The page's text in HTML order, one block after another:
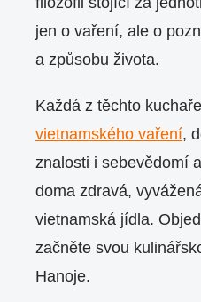
jen o vaření, ale o
a způsobu života.
Každá z těchto
vietnamského vaření,
znalosti i sebevědomí
doma zdravá,
vietnamská jídla.
začněte svou
Hanoje.